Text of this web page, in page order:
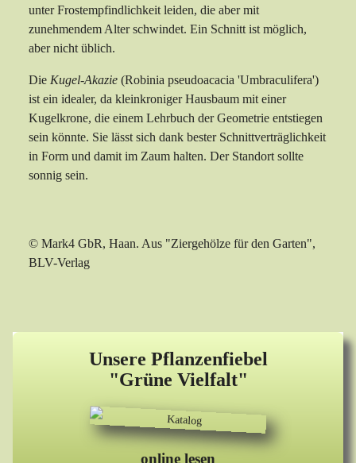
Unsere Pflanzenfiebel
"Grüne Vielfalt"
online lesen
unter Frostempfindlichkeit leiden, die aber mit
zunehmendem Alter schwindet. Ein Schnitt ist möglich,
aber nicht üblich.
Die Kugel-Akazie (Robinia pseudoacacia 'Umbraculifera')
ist ein idealer, da kleinkroniger Hausbaum mit einer
Kugelkrone, die einem Lehrbuch der Geometrie entstiegen
sein könnte. Sie lässt sich dank bester Schnittverträglichkeit
in Form und damit im Zaum halten. Der Standort sollte
sonnig sein.
© Mark4 GbR, Haan. Aus "Ziergehölze für den Garten",
BLV-Verlag